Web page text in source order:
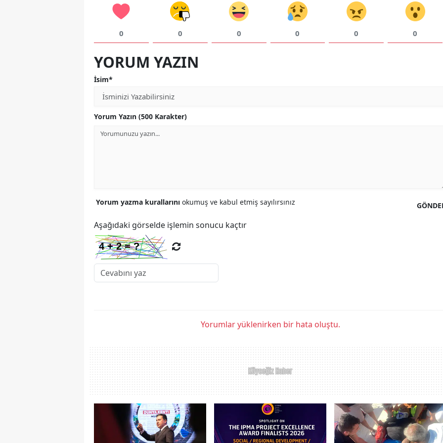
0 0 0 0 0 0
YORUM YAZIN
İsim*
Yorum Yazın (500 Karakter)
Yorum yazma kurallarını okumuş ve kabul etmiş sayılırsınız
Aşağıdaki görselde işlemin sonucu kaçtır
Yorumlar yüklenirken bir hata oluştu.